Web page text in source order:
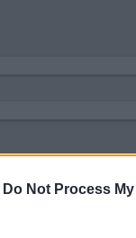
Do Not Process